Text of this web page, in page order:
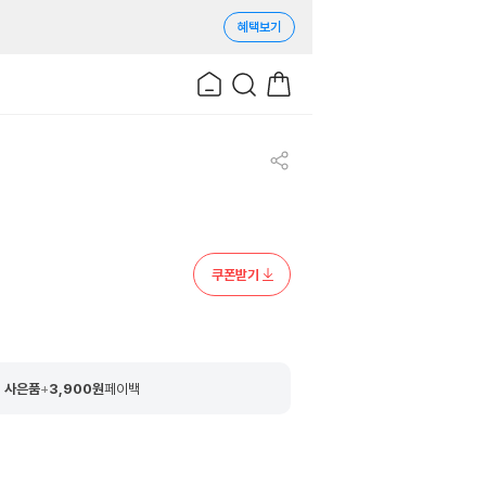
혜택보기
쿠폰받기
사은품+3,900원페이백